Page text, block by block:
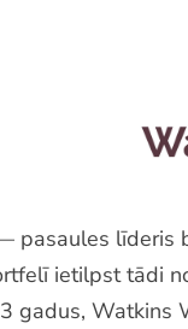
līderis
ietilpst tādi
gadus,